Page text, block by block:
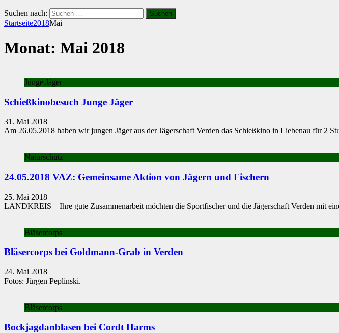
Suchen nach:
Startseite2018Mai
Monat: Mai 2018
Junge Jäger
Schießkinobesuch Junge Jäger
31. Mai 2018
Am 26.05.2018 haben wir jungen Jäger aus der Jägerschaft Verden das Schießkino in Liebenau für 2
Naturschutz
24.05.2018 VAZ: Gemeinsame Aktion von Jägern und Fischern
25. Mai 2018
LANDKREIS – Ihre gute Zusam­menarbeit möchten die Sportfischer und die Jäger­schaft Verden mit
Bläsercorps
Bläsercorps bei Goldmann-Grab in Verden
24. Mai 2018
Fotos: Jürgen Peplinski.
Bläsercorps
Bockjagdanblasen bei Cordt Harms